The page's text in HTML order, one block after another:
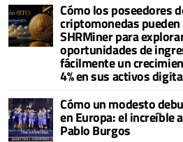
Cómo los poseedores
criptomonedas
SHRMiner para
oportunidades de
fácilmente un
4% en sus activos
Cómo un modesto
en Europa: el increíble
Pablo Burgos